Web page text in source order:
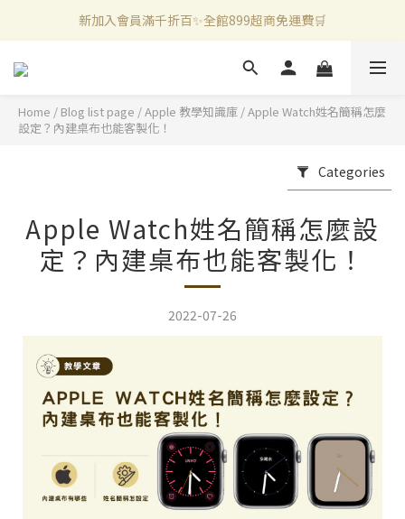
新加入會員滿千折百✨全館899超商免運費🛒
新加入會員滿千折百✨全館899超商免運費🛒
官方LINE好友募集中🤍加入領取50元購物金✨
Home / Blog list page /Apple 教學知識庫 /Apple Watch姓名簡稱怎麼
設定？內建桌布也能客製化！
Categories
Apple Watch姓名簡稱怎麼設
定？內建桌布也能客製化！
2022-07-26